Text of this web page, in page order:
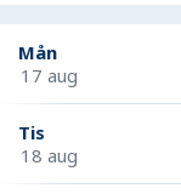
Mån
17 aug
Tis
18 aug